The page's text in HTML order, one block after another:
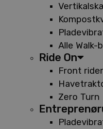
Alle Walk-
Ride On
Front
Zero Turn